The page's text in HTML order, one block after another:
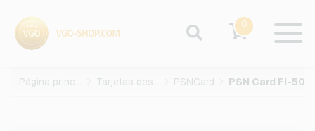
0
Página principal Tarjetas des juegos PSNCard